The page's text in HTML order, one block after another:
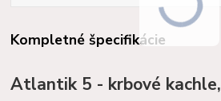
Kompletné špecifikácie
Atlantik 5 - krbové kachle,